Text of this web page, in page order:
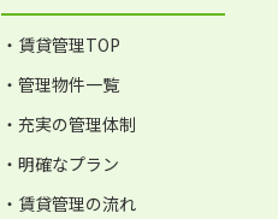
・賃貸管理TOP
・管理物件一覧
・充実の管理体制
・明確なプラン
・賃貸管理の流れ